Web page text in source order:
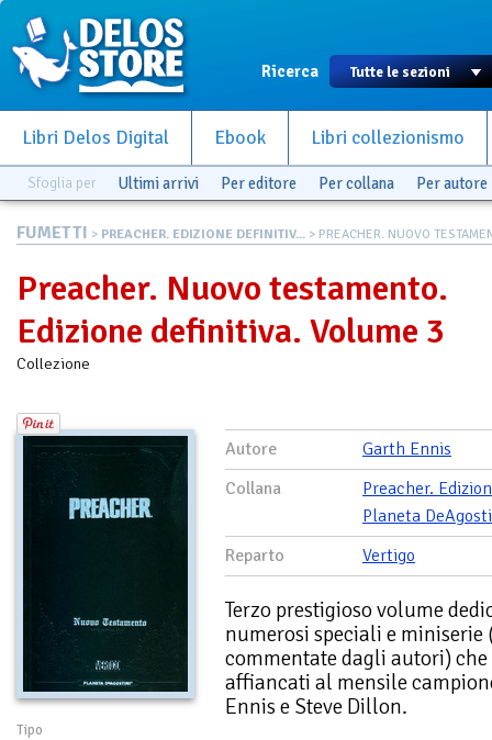
Ricerca
Libri Delos Digital Ebook Libri collezionismo
Sfoglia per Ultimi arrivi Per editore Per collana Per autore
FUMETTI > PREACHER. EDIZIONE DEFINITIV... > PREACHER. NUOVO
Preacher. Nuovo testamento.
Edizione definitiva. Volume 3
Collezione
Tipo
Autore
Garth Ennis
Collana
Preacher.
Planeta
Reparto
Vertigo
Terzo prestigioso volume
numerosi speciali e miniserie
commentate dagli autori)
affiancati al mensile
Ennis e Steve Dillon.